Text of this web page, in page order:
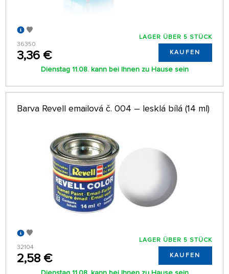
36350
3,36 €
LAGER ÜBER 5 STÜCK
KAUFEN
Dienstag 11.08. kann bei Ihnen zu Hause sein
Barva Revell emailová č. 004 – lesklá bílá (14 ml)
32104
2,58 €
LAGER ÜBER 5 STÜCK
KAUFEN